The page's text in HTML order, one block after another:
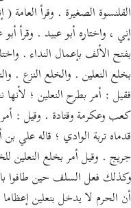
القلنسوة الصغيرة . وقرأ
إني ، واختاره أبو عبيد . وقرأ
بفتح الألف بإعمال النداء .
بخلع النعلين . والخلع النزع .
فقيل : أمر بطرح النعلين ؛
كعب وعكرمة وقتادة . وقيل :
قدماه تربة الوادي ؛ قاله علي
جريج . وقيل أمر بخلع النعلين
وكذلك فعل السلف حين طافوا
أن الحرم لا يدخل بنعلين